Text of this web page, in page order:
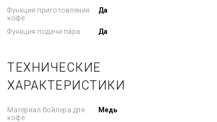
Функция приготовления
кофе
Да
Функция подачи пара Да
ТЕХНИЧЕСКИЕ
ХАРАКТЕРИСТИКИ
Материал бойлера для
кофе
Медь